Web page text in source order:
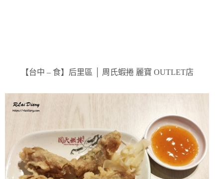
【台中 – 食】后里區 │ 周氏蝦捲 麗寶 OUTLET店